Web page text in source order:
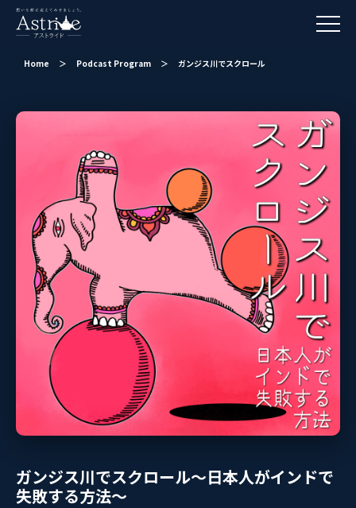
Home ＞ Podcast Program ＞ ガンジス川でスクロール
ガンジス川でスクロール〜日本人がインドで
失敗する方法〜